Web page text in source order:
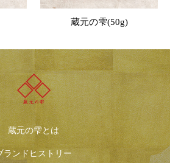
蔵元の雫(50g)
蔵元の雫とは
ランドヒストリー